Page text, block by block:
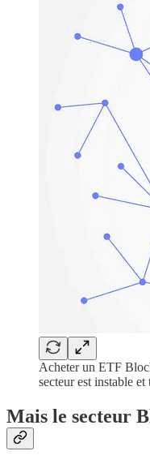
Acheter un ETF
secteur est instable et
Mais le secteur